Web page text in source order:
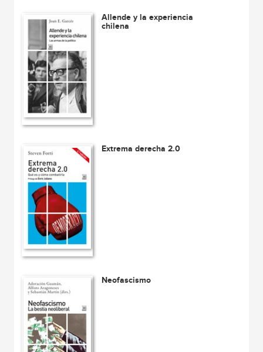
Allende y la experiencia
chilena
Extrema derecha 2.0
Neofascismo